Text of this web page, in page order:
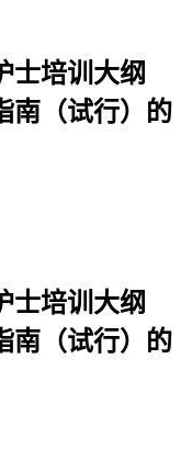
士培训大纲
南（试行）的
士培训大纲
南（试行）的